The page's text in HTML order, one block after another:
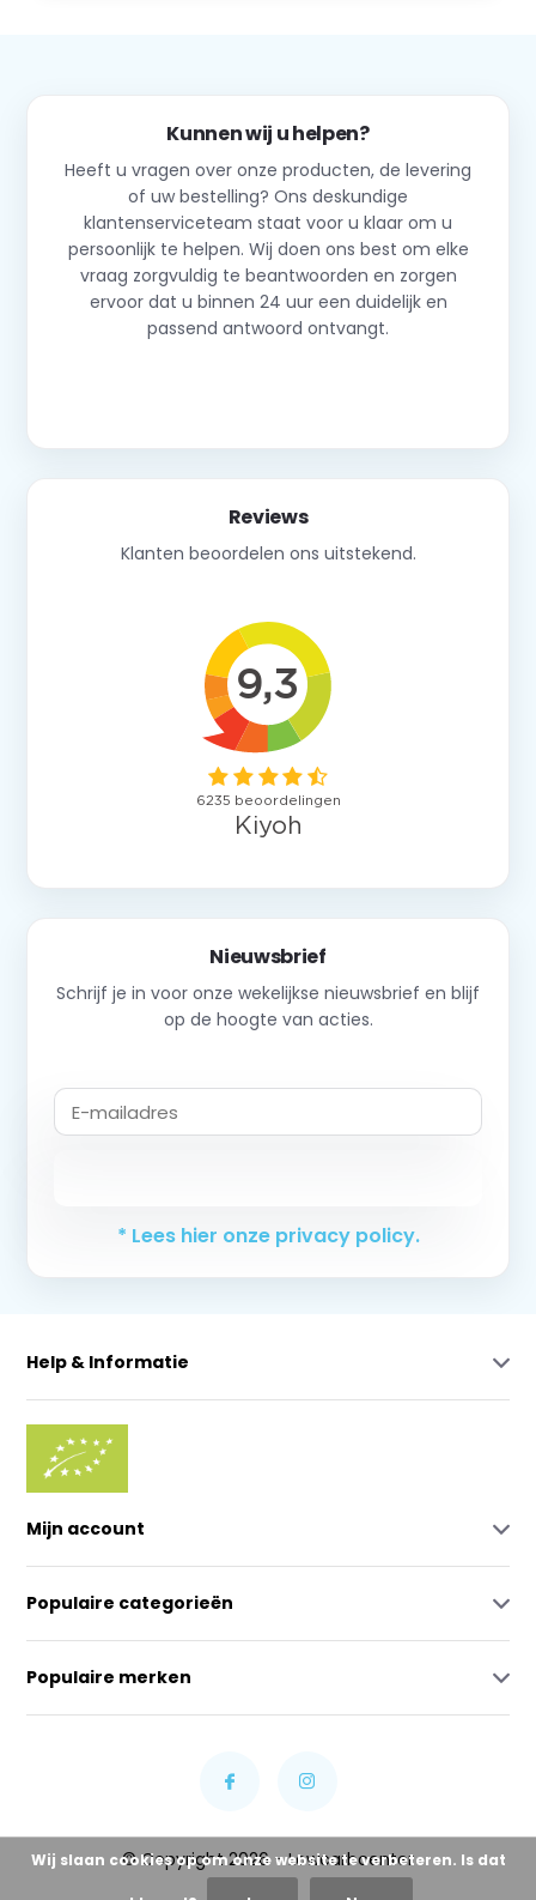
Kunnen wij u helpen?
Heeft u vragen over onze producten, de levering
of uw bestelling? Ons deskundige
klantenserviceteam staat voor u klaar om u
persoonlijk te helpen. Wij doen ons best om elke
vraag zorgvuldig te beantwoorden en zorgen
ervoor dat u binnen 24 uur een duidelijk en
passend antwoord ontvangt.
Reviews
Klanten beoordelen ons uitstekend.
Nieuwsbrief
Schrijf je in voor onze wekelijkse nieuwsbrief en blijf
op de hoogte van acties.
* Lees hier onze privacy policy.
Help & Informatie
Mijn account
Populaire categorieën
Populaire merken
© Copyright 2026 - Lowcarbcenter
Wij slaan cookies op om onze website te verbeteren. Is dat